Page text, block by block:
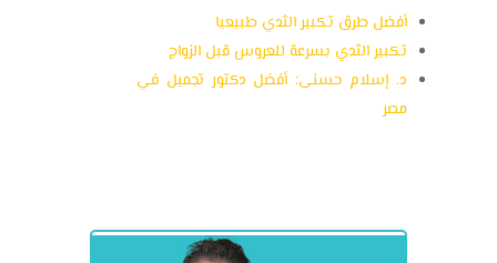
أفضل طرق تكبير الثدي طبيعيا
تكبير الثدي بسرعة للعروس قبل الزواج
د. إسلام حسنى: أفضل دكتور تجميل في
مصر